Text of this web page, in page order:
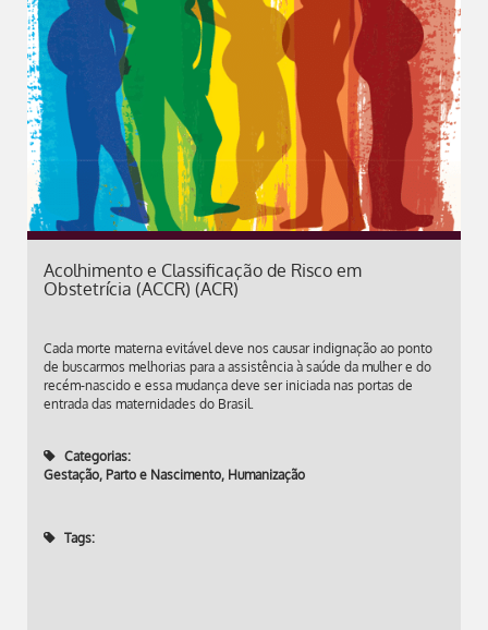
Acolhimento e Classificação de Risco em
Obstetrícia (ACCR) (ACR)
Cada morte materna evitável deve nos causar indignação ao ponto
de buscarmos melhorias para a assistência à saúde da mulher e do
recém-nascido e essa mudança deve ser iniciada nas portas de
entrada das maternidades do Brasil.
Categorias:
Gestação, Parto e Nascimento, Humanização
Tags: